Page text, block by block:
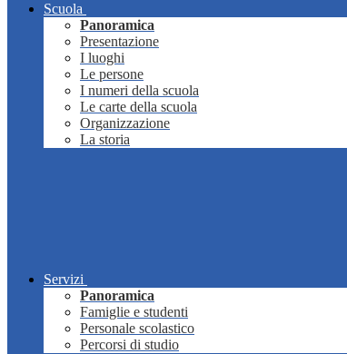
Scuola
Panoramica
Presentazione
I luoghi
Le persone
I numeri della scuola
Le carte della scuola
Organizzazione
La storia
Servizi
Panoramica
Famiglie e studenti
Personale scolastico
Percorsi di studio